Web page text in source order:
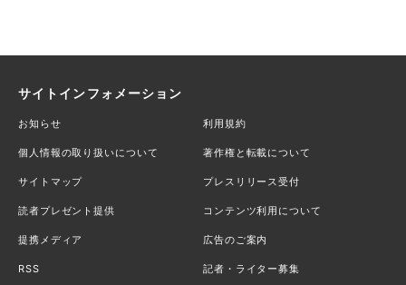
サイトインフォメーション
お知らせ 利用規約
個人情報の取り扱いについて 著作権と転載について
サイトマップ プレスリリース受付
読者プレゼント提供 コンテンツ利用について
提携メディア 広告のご案内
RSS 記者・ライター募集